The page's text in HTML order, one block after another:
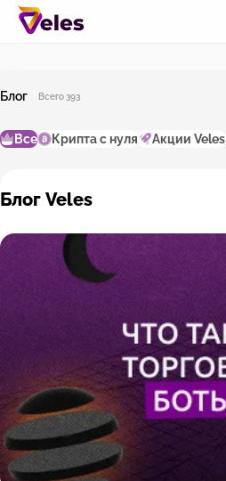
Блог Всего 393
Все Крипта с нуля Акции Veles
Блог Veles